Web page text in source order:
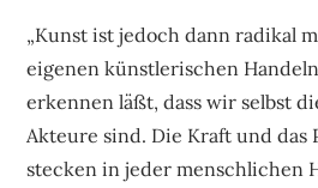
„Kunst ist jedoch dann radikal
eigenen künstlerischen
erkennen läßt, dass wir selbst
Akteure sind. Die Kraft und das
stecken in jeder menschlichen